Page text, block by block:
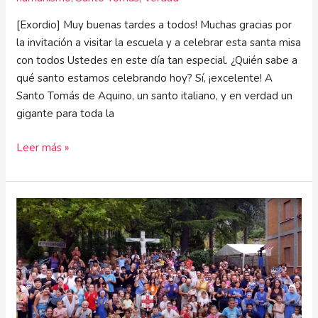
[Exordio] Muy buenas tardes a todos! Muchas gracias por
la invitación a visitar la escuela y a celebrar esta santa misa
con todos Ustedes en este día tan especial. ¿Quién sabe a
qué santo estamos celebrando hoy? Sí, ¡excelente! A
Santo Tomás de Aquino, un santo italiano, y en verdad un
gigante para toda la
Leer más »
Diálogo
para
la
II
Jornada
de
la